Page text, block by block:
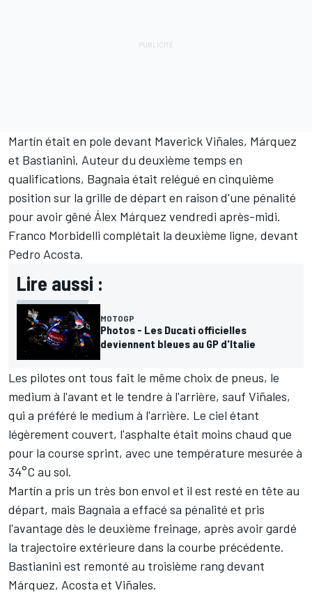
Martín était en pole devant Maverick Viñales, Márquez
et Bastianini. Auteur du deuxième temps en
qualifications, Bagnaia était relégué en cinquième
position sur la grille de départ en raison d'une pénalité
pour avoir gêné Álex Márquez vendredi après-midi.
Franco Morbidelli complétait la deuxième ligne, devant
Pedro Acosta.
Lire aussi :
MOTOGP
Photos - Les Ducati officielles
deviennent bleues au GP d'Italie
Les pilotes ont tous fait le même choix de pneus, le
medium à l'avant et le tendre à l'arrière, sauf Viñales,
qui a préféré le medium à l'arrière. Le ciel étant
légèrement couvert, l'asphalte était moins chaud que
pour la course sprint, avec une température mesurée à
34°C au sol.
Martín a pris un très bon envol et il est resté en tête au
départ, mais Bagnaia a effacé sa pénalité et pris
l'avantage dès le deuxième freinage, après avoir gardé
la trajectoire extérieure dans la courbe précédente.
Bastianini est remonté au troisième rang devant
Márquez, Acosta et Viñales.